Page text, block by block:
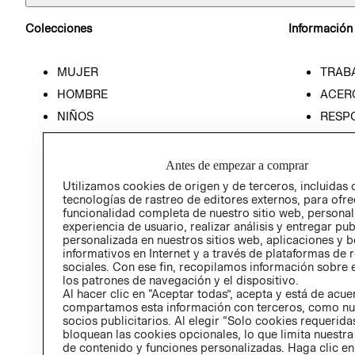
Colecciones
MUJER
HOMBRE
NIÑOS
Antes de empezar a comprar
Utilizamos cookies de origen y de terceros, incluidas
tecnologías de rastreo de editores externos, para
funcionalidad completa de nuestro sitio web,
experiencia de usuario, realizar análisis y entregar
personalizada en nuestros sitios web, aplicaciones y
informativos en Internet y a través de plataformas de
sociales. Con ese fin, recopilamos información sobre
los patrones de navegación y el dispositivo.
Al hacer clic en “Aceptar todas”, acepta y está de
compartamos esta información con terceros, como
socios publicitarios. Al elegir “Solo cookies
bloquean las cookies opcionales, lo que limita
de contenido y funciones personalizadas. Haga clic en